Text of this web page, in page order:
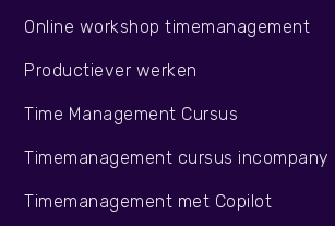
Online workshop timemanagement
Productiever werken
Time Management Cursus
Timemanagement cursus incompany
Timemanagement met Copilot